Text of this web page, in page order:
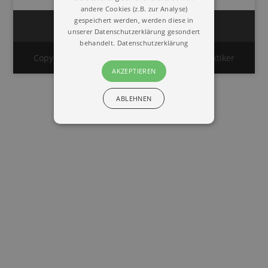
Impressum Datenschutz
Copyright © 2020 | Union Deutscher Heilpraktiker
andere Cookies (z.B. zur Analyse)
gespeichert werden, werden diese in
unserer Datenschutzerklärung gesondert
behandelt. Datenschutzerklärung
AKZEPTIEREN
ABLEHNEN